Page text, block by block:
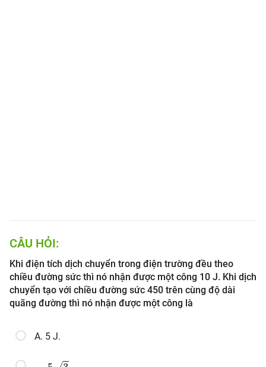
CÂU HỎI:
Khi điện tích dịch chuyển trong điện trường đều theo
chiều đường sức thì nó nhận được một công 10 J. Khi dịch
chuyển tạo với chiều đường sức 450 trên cùng độ dài
quãng đường thì nó nhận được một công là
A. 5 J.
53 2